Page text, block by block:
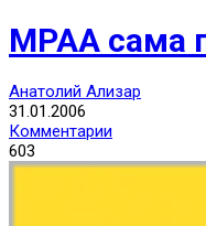
MPAA сама
Анатолий Ализар
31.01.2006
Комментарии
603